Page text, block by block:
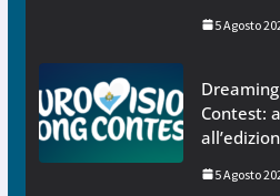
5 Agosto
Contest:
5 Agosto